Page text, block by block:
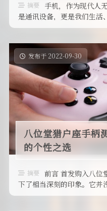
摘要
手机，作为现代人
是通讯设备，更是我们生活
及以前的时代，我对手机
发布于 2022-09-30
八位堂猎户座手柄
的个性之选
摘要
前言 首发购入八位
下了相当深刻的印象。它并
是在经典设计的基础上做